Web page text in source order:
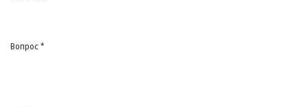
Вопрос *